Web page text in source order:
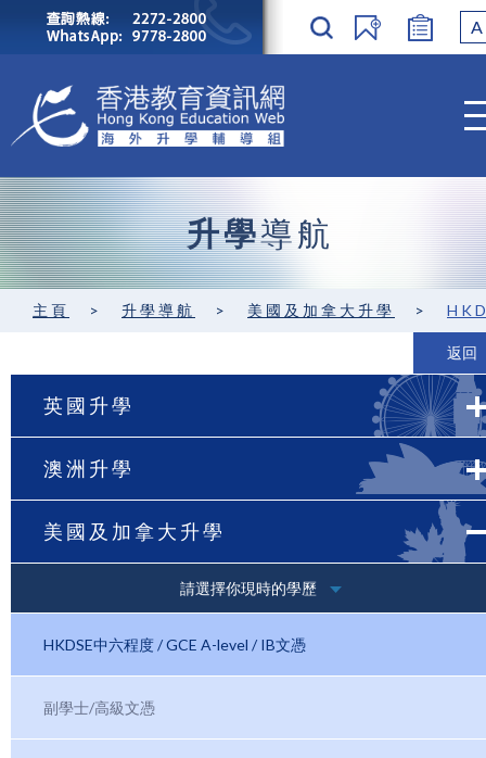
A
升學導航
主頁 > 升學導航 > 美國及加拿大升學 > HKDSE中六程度 /
返回
英國升學
澳洲升學
美國及加拿大升學
請選擇你現時的學歷
HKDSE中六程度 / GCE A-level / IB文憑
副學士/高級文憑